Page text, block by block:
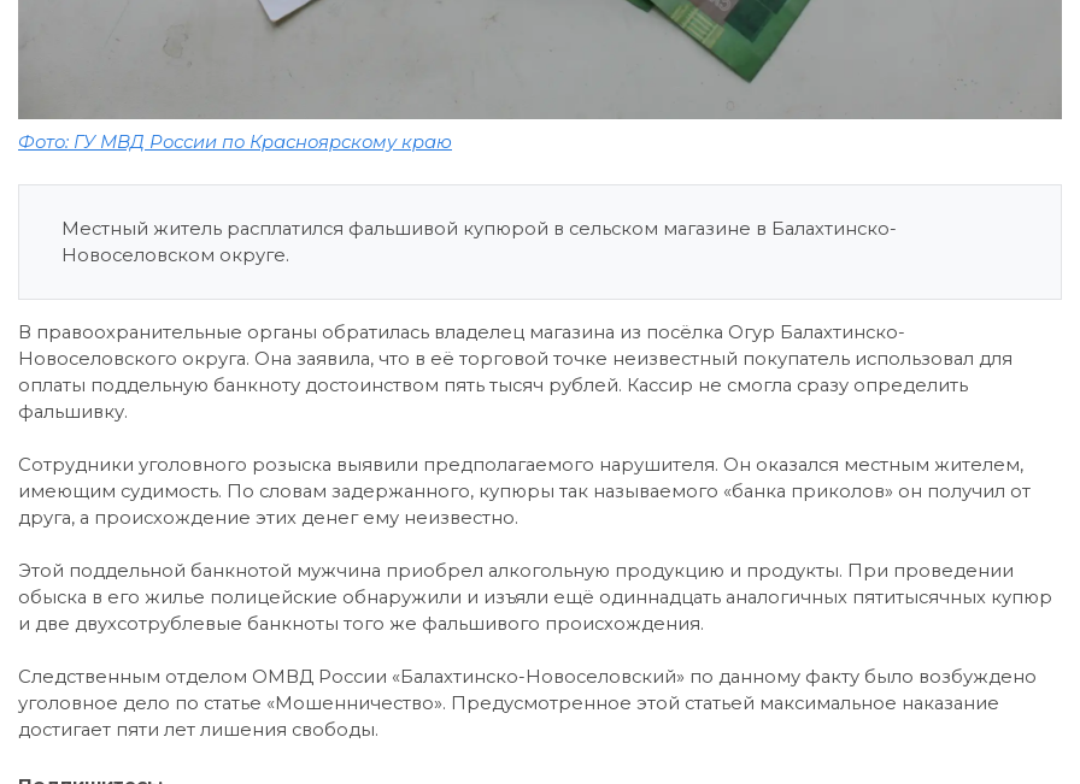
Фото: ГУ МВД России по Красноярскому краю
Местный житель расплатился фальшивой купюрой в сельском магазине в Балахтинско-
Новоселовском округе.
В правоохранительные органы обратилась владелец магазина из посёлка Огур Балахтинско-
Новоселовского округа. Она заявила, что в её торговой точке неизвестный покупатель использовал для
оплаты поддельную банкноту достоинством пять тысяч рублей. Кассир не смогла сразу определить
фальшивку.
Сотрудники уголовного розыска выявили предполагаемого нарушителя. Он оказался местным жителем,
имеющим судимость. По словам задержанного, купюры так называемого «банка приколов» он получил от
друга, а происхождение этих денег ему неизвестно.
Этой поддельной банкнотой мужчина приобрел алкогольную продукцию и продукты. При проведении
обыска в его жилье полицейские обнаружили и изъяли ещё одиннадцать аналогичных пятитысячных купюр
и две двухсотрублевые банкноты того же фальшивого происхождения.
Следственным отделом ОМВД России «Балахтинско-Новоселовский» по данному факту было возбуждено
уголовное дело по статье «Мошенничество». Предусмотренное этой статьей максимальное наказание
достигает пяти лет лишения свободы.